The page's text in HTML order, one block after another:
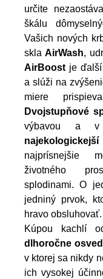
určite
škálu
Vašich nových
sklaAirWash,
AirBoost je
a slúži na
miere
Dvojstupňové
výbavou a v
najprísnejšie
životného
splodinami.
O
jedniný prvok,
hravo obsluhovať.
Kúpou kachlí
dlhoročne
v ktorej sa nikdy
ich vysokej